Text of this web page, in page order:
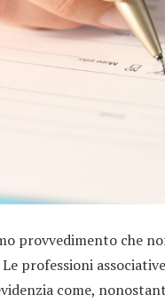
provvedimento che
Le professioni
come,